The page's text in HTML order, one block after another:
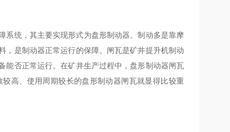
系统，其主要实现形式为盘形制动器。制动多是靠摩
，是制动器正常运行的保障。闸瓦是矿井提升机制动
能否正常运行。在矿井生产过程中，盘形制动器闸瓦
较高、使用周期较长的盘形制动器闸瓦就显得比较重